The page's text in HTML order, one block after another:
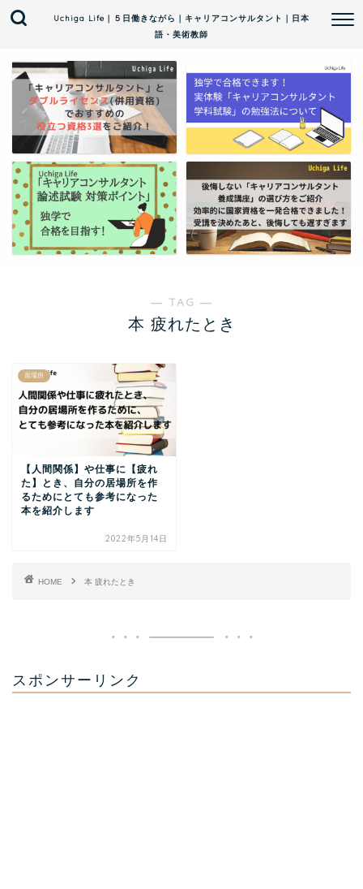
Uchiga Life｜５日働きながら｜キャリアコンサルタント｜日本
語・美術教師
― TAG ―
本 疲れたとき
居場所
【人間関係】や仕事に【疲れ
た】とき、自分の居場所を作
るためにとても参考になった
本を紹介します
2022年5月14日
HOME 本 疲れたとき
スポンサーリンク